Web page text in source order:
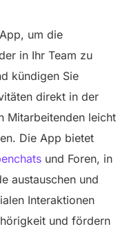
um die
in Ihr Team zu
kündigen Sie
direkt in der
Mitarbeitenden leicht
Die App bietet
und Foren, in
austauschen und
Interaktionen
und fördern